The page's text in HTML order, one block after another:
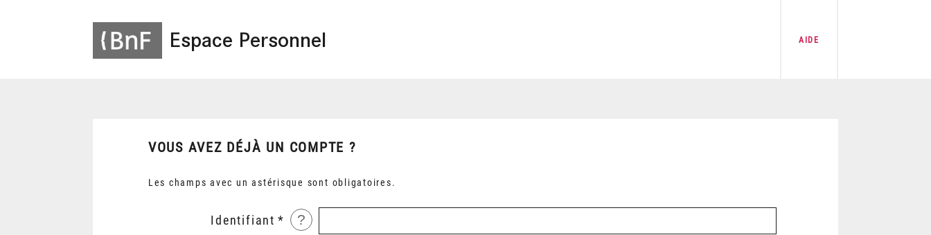
Espace Personnel AIDE
VOUS AVEZ DÉJÀ UN COMPTE ?
Les champs avec un astérisque sont obligatoires.
Identifiant ?